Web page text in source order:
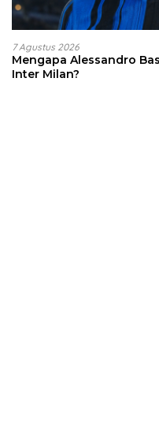
7 Agustus 2026
Mengapa Alessandro
Inter Milan?